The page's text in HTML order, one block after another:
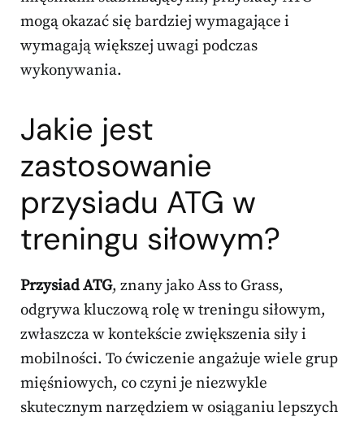
mogą okazać się bardziej wymagające i
wymagają większej uwagi podczas
wykonywania.
Jakie jest
zastosowanie
przysiadu ATG w
treningu siłowym?
Przysiad ATG, znany jako Ass to Grass,
odgrywa kluczową rolę w treningu siłowym,
zwłaszcza w kontekście zwiększenia siły i
mobilności. To ćwiczenie angażuje wiele grup
mięśniowych, co czyni je niezwykle
skutecznym narzędziem w osiąganiu lepszych